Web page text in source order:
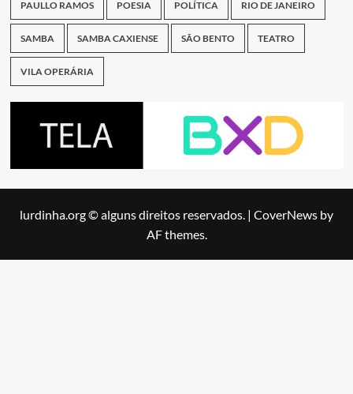
PAULLO RAMOS POESIA POLÍTICA RIO DE JANEIRO
SAMBA SAMBA CAXIENSE SÃO BENTO TEATRO
VILA OPERÁRIA
lurdinha.org © alguns direitos reservados. | CoverNews by
AF themes.